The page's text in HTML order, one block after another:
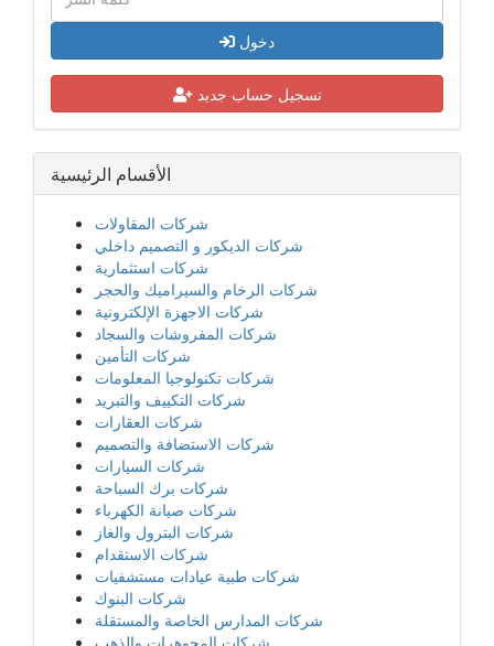
دخول
تسجيل حساب جديد
الأقسام الرئيسية
شركات المقاولات
شركات الديكور و التصميم داخلي
شركات استثمارية
شركات الرخام والسيراميك والحجر
شركات الاجهزة الإلكترونية
شركات المفروشات والسجاد
شركات التأمين
شركات تكنولوجيا المعلومات
شركات التكييف والتبريد
شركات العقارات
شركات الاستضافة والتصميم
شركات السيارات
شركات برك السباحة
شركات صيانة الكهرباء
شركات البترول والغاز
شركات الاستقدام
شركات طبية عيادات مستشفيات
شركات البنوك
شركات المدارس الخاصة والمستقلة